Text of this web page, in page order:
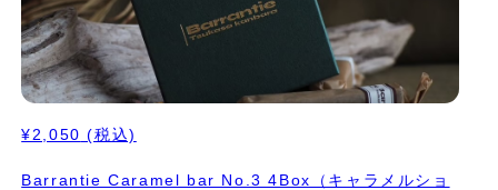
¥2,050 (税込)
Barrantie Caramel bar No.3 4Box（キャラメルショ